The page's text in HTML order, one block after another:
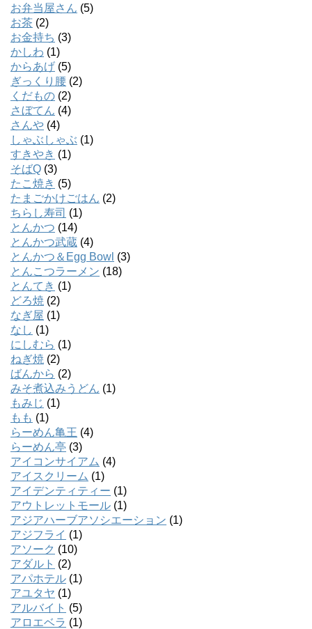
お弁当屋さん (5)
お茶 (2)
お金持ち (3)
かしわ (1)
からあげ (5)
ぎっくり腰 (2)
くだもの (2)
さぼてん (4)
さんや (4)
しゃぶしゃぶ (1)
すきやき (1)
そばQ (3)
たこ焼き (5)
たまごかけごはん (2)
ちらし寿司 (1)
とんかつ (14)
とんかつ武蔵 (4)
とんかつ＆Egg Bowl (3)
とんこつラーメン (18)
とんてき (1)
どろ焼 (2)
なぎ屋 (1)
なし (1)
にしむら (1)
ねぎ焼 (2)
ばんから (2)
みそ煮込みうどん (1)
もみじ (1)
もも (1)
らーめん亀王 (4)
らーめん亭 (3)
アイコンサイアム (4)
アイスクリーム (1)
アイデンティティー (1)
アウトレットモール (1)
アジアハーブアソシエーション (1)
アジフライ (1)
アソーク (10)
アダルト (2)
アパホテル (1)
アユタヤ (1)
アルバイト (5)
アロエベラ (1)